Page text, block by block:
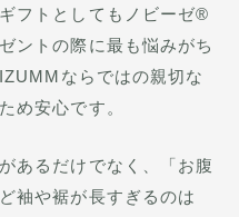
フトとしてもノビーゼ®
ントの際に最も悩みがち
ならではの親切な
め安心です。
あるだけでなく、「お腹
袖や裾が長すぎるのは